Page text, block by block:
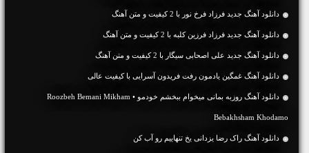
دانلود آهنگ جديد فرزاد فرخ نور با 2 کیفیت و متن آهنگ
دانلود آهنگ جديد فرزاد فرزین کلبه با 2 کیفیت و متن آهنگ
دانلود آهنگ جديد علی اصحابی سیگار با 2 کیفیت و متن آهنگ
دانلود آهنگ غمگین یادمون رفت فریدون آسرایی با کیفیت عالی
دانلود آهنگ روزبه بمانی میخوام ببخشم خودمو • Roozbeh Bemani Mikham
Bebakhsham Khodamo
دانلود آهنگ راک رضا یزدانی یخ تنهاییم رو آب کن